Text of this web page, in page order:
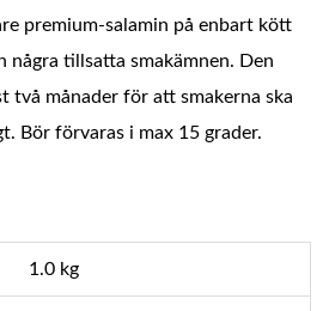
premium-salamin på enbart kött
några tillsatta smakämnen. Den
två månader för att smakerna ska
Bör förvaras i max 15 grader.
1.0 kg